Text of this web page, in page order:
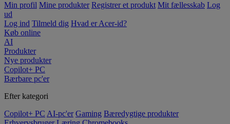
Min profil Mine produkter Registrer et produkt Mit fællesskab Log
ud
Log ind Tilmeld dig Hvad er Acer-id?
Køb online
AI
Produkter
Nye produkter
Copilot+ PC
Bærbare pc'er
Efter kategori
Copilot+ PC AI-pc'er Gaming Bæredygtige produkter